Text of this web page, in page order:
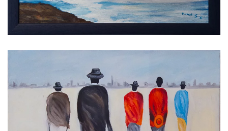
Voir l'image